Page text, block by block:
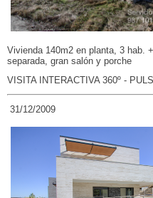
Vivienda 140m2 en planta, 3 hab.
separada, gran salón y porche
VISITA INTERACTIVA 360º -
31/12/2009